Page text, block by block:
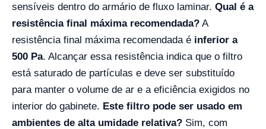
sensíveis dentro do armário de fluxo laminar. Qual é a
resistência final máxima recomendada? A
resistência final máxima recomendada é inferior a
500 Pa. Alcançar essa resistência indica que o filtro
está saturado de partículas e deve ser substituído
para manter o volume de ar e a eficiência exigidos no
interior do gabinete. Este filtro pode ser usado em
ambientes de alta umidade relativa? Sim, com